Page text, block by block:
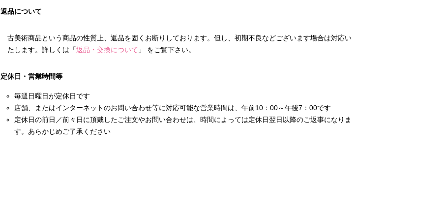
返品について
古美術商品という商品の性質上、返品を固くお断りしております。但し、初期不良などございます場合は対応い
たします。詳しくは「返品・交換について 」 をご覧下さい。
定休日・営業時間等
毎週日曜日が定休日です
店舗、またはインターネットのお問い合わせ等に対応可能な営業時間は、午前10：00～午後7：00です
定休日の前日／前々日に頂戴したご注文やお問い合わせは、時間によっては定休日翌日以降のご返事になりま
す。あらかじめご了承ください